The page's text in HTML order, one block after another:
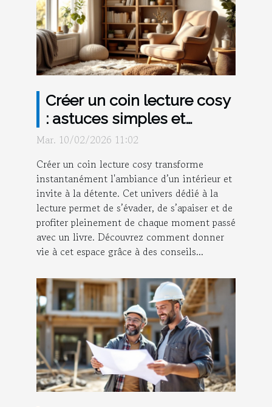
Créer un coin lecture cosy
: astuces simples et
efficaces
Mar. 10/02/2026 11:02
Créer un coin lecture cosy transforme
instantanément l'ambiance d’un intérieur et
invite à la détente. Cet univers dédié à la
lecture permet de s’évader, de s’apaiser et de
profiter pleinement de chaque moment passé
avec un livre. Découvrez comment donner
vie à cet espace grâce à des conseils...